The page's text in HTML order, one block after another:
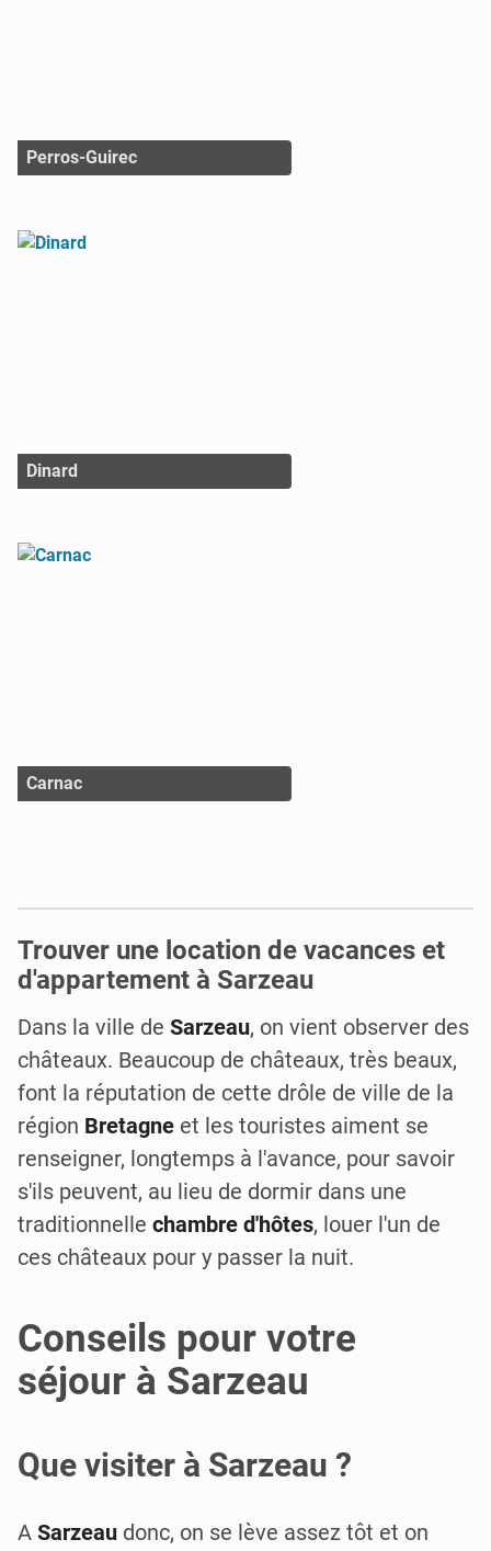
Perros-Guirec
Dinard
Carnac
Trouver une location de vacances et
d'appartement à Sarzeau
Dans la ville de Sarzeau, on vient observer des
châteaux. Beaucoup de châteaux, très beaux,
font la réputation de cette drôle de ville de la
région Bretagne et les touristes aiment se
renseigner, longtemps à l'avance, pour savoir
s'ils peuvent, au lieu de dormir dans une
traditionnelle chambre d'hôtes, louer l'un de
ces châteaux pour y passer la nuit.
Conseils pour votre
séjour à Sarzeau
Que visiter à Sarzeau ?
A Sarzeau donc, on se lève assez tôt et on